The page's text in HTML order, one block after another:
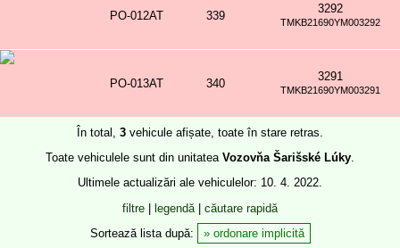
PO-012AT 339
3292
TMKB21690YM003292
PO-013AT 340
3291
TMKB21690YM003291
În total, 3 vehicule afișate, toate în stare retras.
Toate vehiculele sunt din unitatea Vozovňa Šarišské Lúky.
Ultimele actualizări ale vehiculelor: 10. 4. 2022.
filtre | legendă | căutare rapidă
Sortează lista după:
ordonare implicită